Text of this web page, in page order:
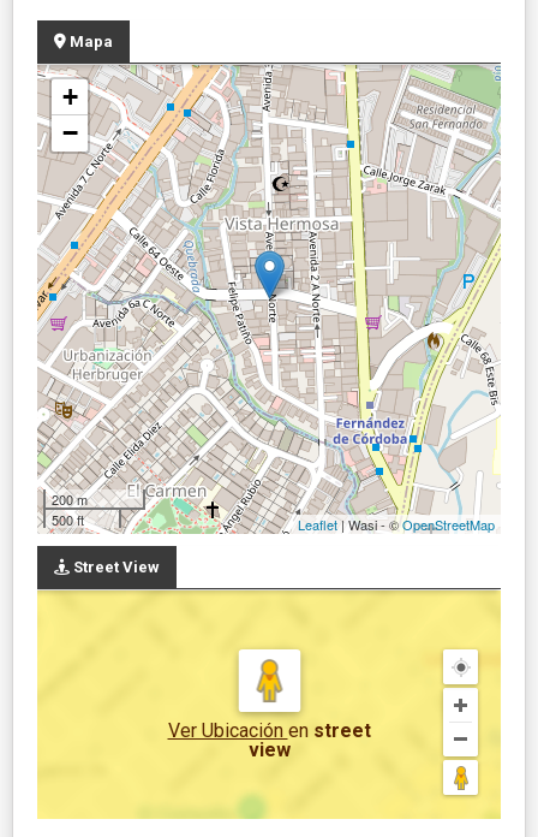
Mapa
+
−
200 m
500 ft
Leaflet| Wasi - ©OpenStreetMap
Street View
Ver Ubicación en street
view